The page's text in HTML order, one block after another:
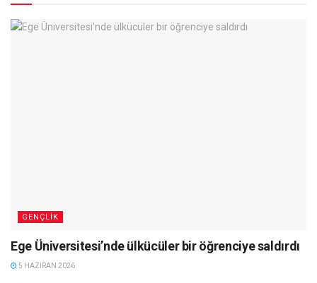
GENÇLIK
Ege Üniversitesi’nde ülkücüler bir öğrenciye saldırdı
5 HAZIRAN 2026